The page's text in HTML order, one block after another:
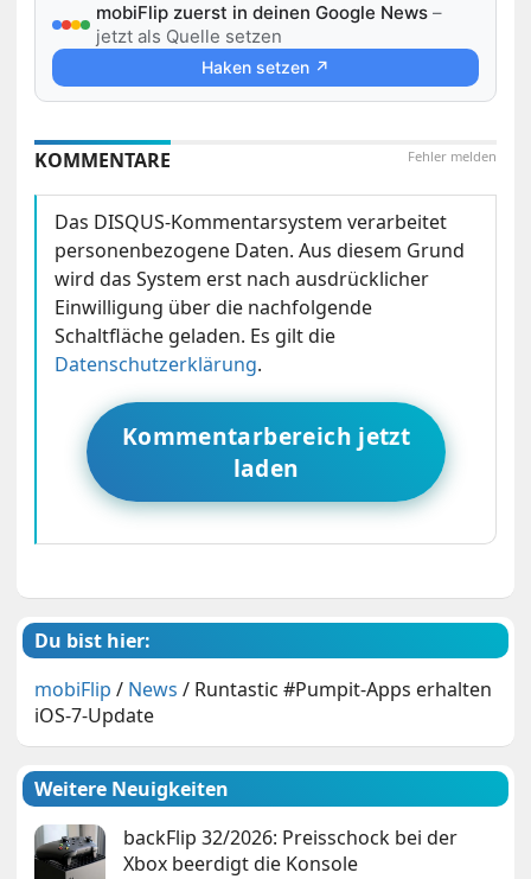
mobiFlip zuerst in deinen Google News –
jetzt als Quelle setzen
Haken setzen ↗
Fehler melden
KOMMENTARE
Das DISQUS-Kommentarsystem verarbeitet
personenbezogene Daten. Aus diesem Grund
wird das System erst nach ausdrücklicher
Einwilligung über die nachfolgende
Schaltfläche geladen. Es gilt die
Datenschutzerklärung.
Kommentarbereich jetzt
laden
Du bist hier:
mobiFlip / News / Runtastic #Pumpit-Apps erhalten
iOS-7-Update
Weitere Neuigkeiten
backFlip 32/2026: Preisschock bei der
Xbox beerdigt die Konsole